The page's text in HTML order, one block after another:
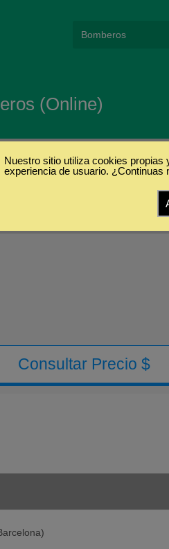
(Online)
Consultar Precio $
Nuestro sitio utiliza cookies
experiencia de usuario. ¿Continuas